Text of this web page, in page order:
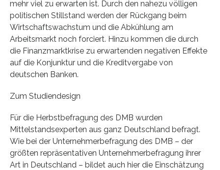
mehr viel zu erwarten ist. Durch den nahezu völligen
politischen Stillstand werden der Rückgang beim
Wirtschaftswachstum und die Abkühlung am
Arbeitsmarkt noch forciert. Hinzu kommen die durch
die Finanzmarktkrise zu erwartenden negativen Effekte
auf die Konjunktur und die Kreditvergabe von
deutschen Banken.
Zum Studiendesign
Für die Herbstbefragung des DMB wurden
Mittelstandsexperten aus ganz Deutschland befragt.
Wie bei der Unternehmerbefragung des DMB – der
größten repräsentativen Unternehmerbefragung ihrer
Art in Deutschland – bildet auch hier die Einschätzung